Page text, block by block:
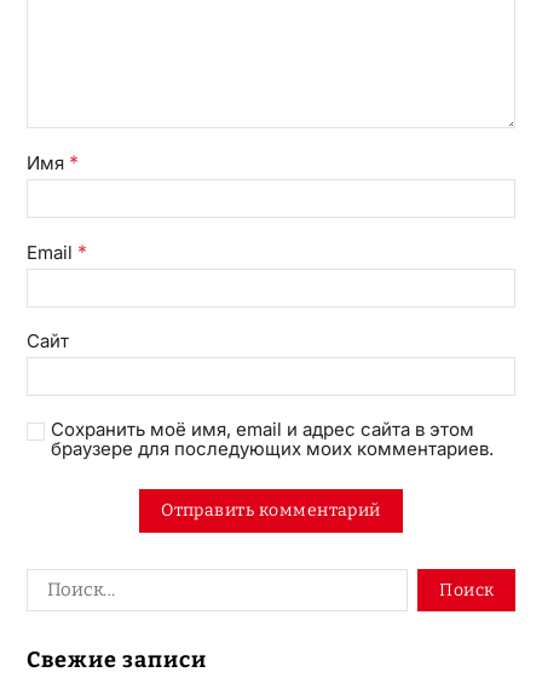
Имя *
Email *
Сайт
Сохранить моё имя, email и адрес сайта в этом
браузере для последующих моих комментариев.
Свежие записи